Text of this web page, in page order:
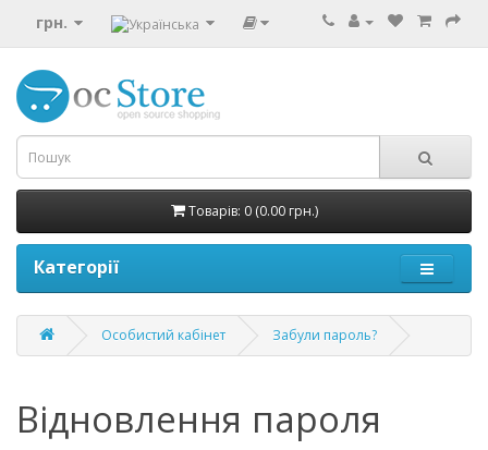
грн.
Товарів: 0 (0.00 грн.)
Категорії
Особистий кабінет Забули пароль?
Відновлення пароля